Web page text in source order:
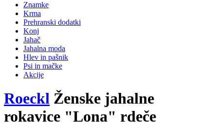
Znamke
Krma
Prehranski dodatki
Konj
Jahač
Jahalna moda
Hlev in pašnik
Psi in mačke
Akcije
Roeckl Ženske jahalne
rokavice "Lona" rdeče